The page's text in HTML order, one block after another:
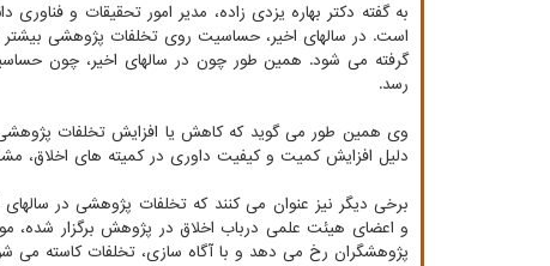
به گفته دکتر بهاره یزدی زاده، مدیر امور تحقیقات و
است. در سالهای اخیر، حساسیت روی تخلفات پژوهشی بیشتر
گرفته می شود. همین طور چون در سالهای اخیر، چون
رسد.
وی همین طور می گوید که کاهش یا افزایش تخلفات
دلیل افزایش کمیت و کیفیت داوری در کمیته های
برخی دیگر نیز عنوان می کنند که تخلفات پژوهشی در
و اعضای هیئت علمی درباب اخلاق در پژوهش برگزار
پژوهشگران رخ می دهد و با آگاه سازی، تخلفات کاسته می